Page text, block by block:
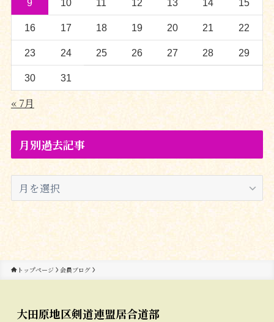
9 10 11 12 13 14 15
16 17 18 19 20 21 22
23 24 25 26 27 28 29
30 31
« 7月
月別過去記事
別
過
去
事
トップページ 会員ブログ
大田原地区剣道連盟居合道部